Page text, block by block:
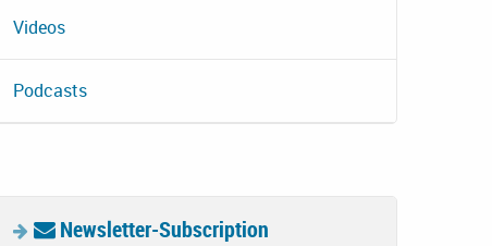
Videos
Podcasts
Newsletter-Subscription